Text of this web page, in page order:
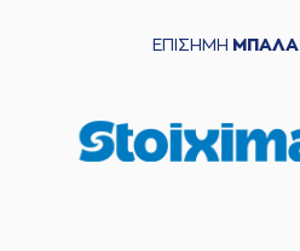
ΕΠΙΣΗΜΗ ΜΠΑΛΑ